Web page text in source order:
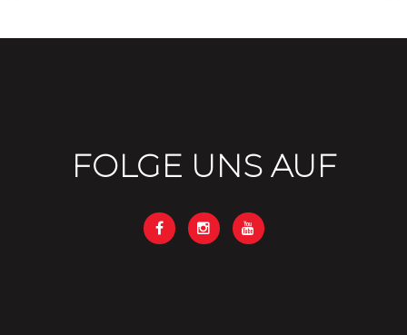
FOLGE UNS AUF